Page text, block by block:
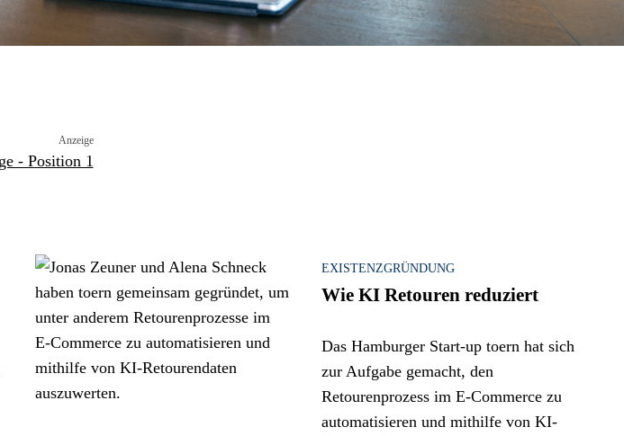
EXISTENZGRÜNDUNG
Wie KI Retouren reduziert
Das Hamburger Start-up toern hat sich
zur Aufgabe gemacht, den
Retourenprozess im E-Commerce zu
automatisieren und mithilfe von KI-